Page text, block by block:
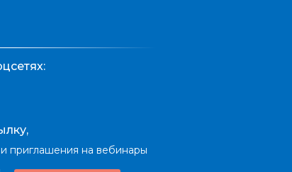
приглашения на вебинары